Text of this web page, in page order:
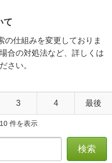
て
の仕組みを変更しておりま
合の対処法など、詳しくは
さい。
3 4 最後
件を表示
検索